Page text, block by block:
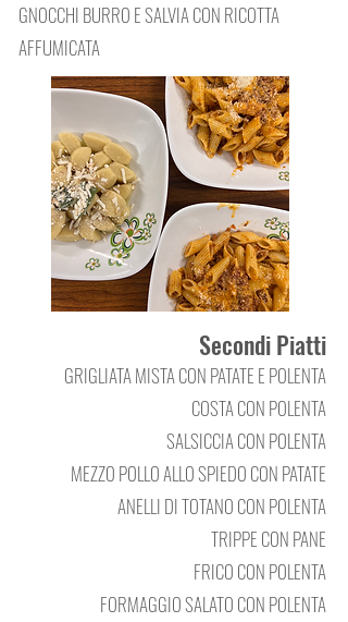
GNOCCHI BURRO E SALVIA CON RICOTTA
AFFUMICATA
Secondi Piatti
GRIGLIATA MISTA CON PATATE E POLENTA
COSTA CON POLENTA
SALSICCIA CON POLENTA
MEZZO POLLO ALLO SPIEDO CON PATATE
ANELLI DI TOTANO CON POLENTA
TRIPPE CON PANE
FRICO CON POLENTA
FORMAGGIO SALATO CON POLENTA